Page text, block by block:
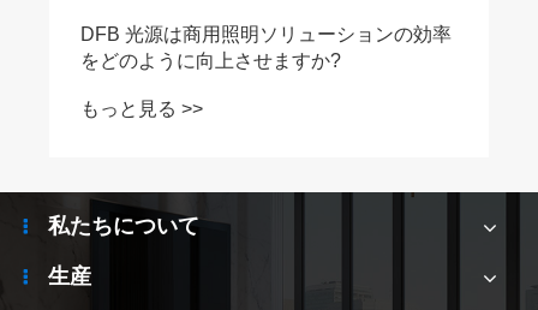
DFB 光源は商用照明ソリューションの効率
をどのように向上させますか?
もっと見る >>
私たちについて
生産